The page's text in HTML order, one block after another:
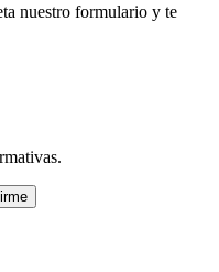
nuestro formulario y te